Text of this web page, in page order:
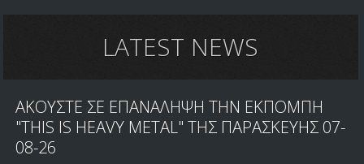
LATEST NEWS
ΑΚΟΥΣΤΕ ΣΕ ΕΠΑΝΑΛΗΨΗ ΤΗΝ ΕΚΠΟΜΠΗ
"THIS IS HEAVY METAL" ΤΗΣ ΠΑΡΑΣΚΕΥΗΣ 07-
08-26